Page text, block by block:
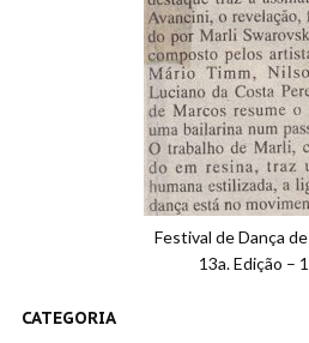
Festival de Dança
13a. Edição –
CATEGORIA